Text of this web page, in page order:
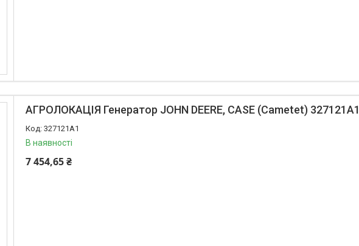
АГРОЛОКАЦІЯ Генератор JOHN DEERE, CASE (Cametet) 327121A1
327121A1
В наявності
7 454,65 ₴